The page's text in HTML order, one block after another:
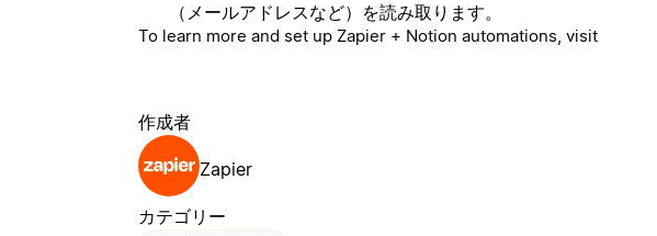
（メールアドレスなど）を読み取ります。
To learn more and set up Zapier + Notion automations, visit
作成者
Zapier
カテゴリー